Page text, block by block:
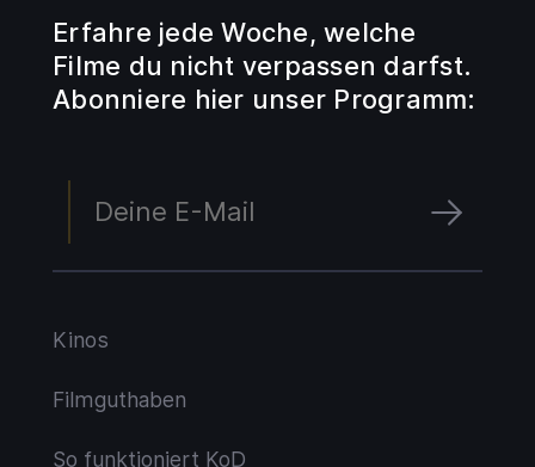
Erfahre jede Woche, welche
Filme du nicht verpassen darfst.
Abonniere hier unser Programm:
Kinos
Filmguthaben
So funktioniert KoD